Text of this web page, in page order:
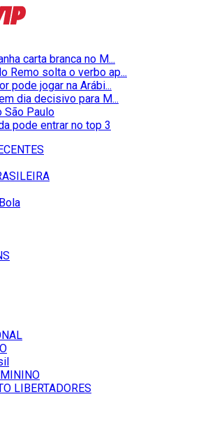
carta branca no M...
Remo solta o verbo ap...
pode jogar na Arábi...
dia decisivo para M...
São Paulo
pode entrar no top 3
LIBERTADORES